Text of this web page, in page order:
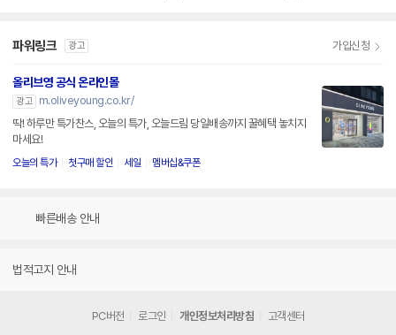
파워링크 광고 가입신청
올리브영 공식 온라인몰
광고
m.oliveyoung.co.kr/
딱! 하루만 특가찬스, 오늘의 특가, 오늘드림 당일배송까지 꿀혜택 놓치지
마세요!
오늘의 특가 첫구매 할인 세일 멤버십&쿠폰
빠른배송 안내
법적고지 안내
PC버전 로그인 개인정보처리방침 고객센터